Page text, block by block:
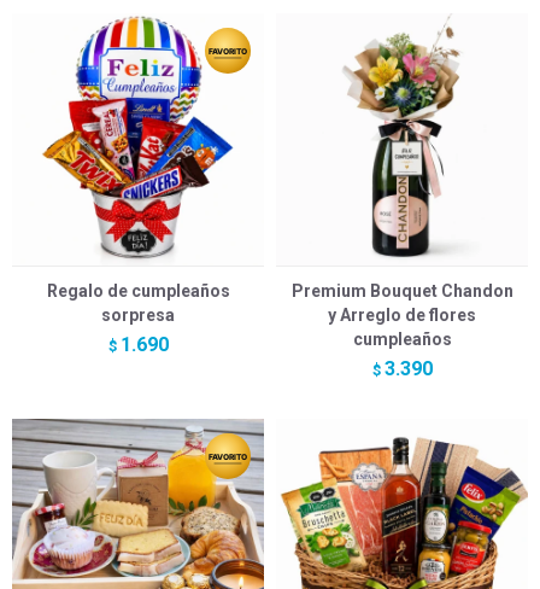
Regalo de cumpleaños
sorpresa
$ 1.690
Premium Bouquet Chandon
y Arreglo de flores
cumpleaños
$ 3.390